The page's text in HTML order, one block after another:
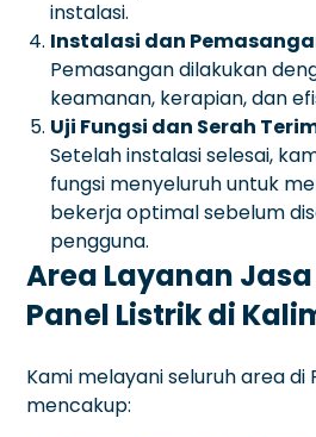
instalasi.
Instalasi dan
Pemasangan dilakukan
keamanan, kerapian, dan
Uji Fungsi dan Serah
Setelah instalasi selesai,
fungsi menyeluruh untuk
bekerja optimal sebelum
pengguna.
Area Layanan
Panel Listrik di
Kami melayani seluruh area di
mencakup: